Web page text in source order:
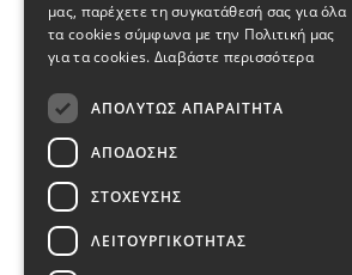
μας, παρέχετε τη συγκατάθεσή σας για όλα
τα cookies σύμφωνα με την Πολιτική μας
για τα cookies. Διαβάστε περισσότερα
ΑΠΟΛΎΤΩΣ ΑΠΑΡΑΊΤΗΤΑ
ΑΠΌΔΟΣΗΣ
ΣΤΌΧΕΥΣΗΣ
ΛΕΙΤΟΥΡΓΙΚΌΤΗΤΑΣ